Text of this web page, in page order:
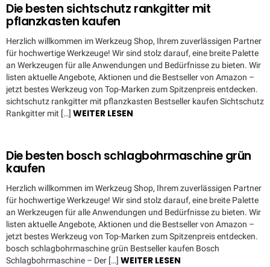
Die besten sichtschutz rankgitter mit
pflanzkasten kaufen
Herzlich willkommen im Werkzeug Shop, Ihrem zuverlässigen Partner
für hochwertige Werkzeuge! Wir sind stolz darauf, eine breite Palette
an Werkzeugen für alle Anwendungen und Bedürfnisse zu bieten. Wir
listen aktuelle Angebote, Aktionen und die Bestseller von Amazon –
jetzt bestes Werkzeug von Top-Marken zum Spitzenpreis entdecken.
sichtschutz rankgitter mit pflanzkasten Bestseller kaufen Sichtschutz
Rankgitter mit […] WEITER LESEN
Die besten bosch schlagbohrmaschine grün
kaufen
Herzlich willkommen im Werkzeug Shop, Ihrem zuverlässigen Partner
für hochwertige Werkzeuge! Wir sind stolz darauf, eine breite Palette
an Werkzeugen für alle Anwendungen und Bedürfnisse zu bieten. Wir
listen aktuelle Angebote, Aktionen und die Bestseller von Amazon –
jetzt bestes Werkzeug von Top-Marken zum Spitzenpreis entdecken.
bosch schlagbohrmaschine grün Bestseller kaufen Bosch
Schlagbohrmaschine – Der […] WEITER LESEN